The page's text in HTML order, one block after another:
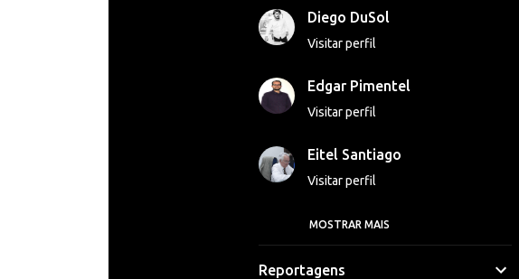
Diego DuSol
Visitar perfil
Edgar Pimentel
Visitar perfil
Eitel Santiago
Visitar perfil
Georgina Luna
MOSTRAR MAIS
Reportagens